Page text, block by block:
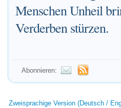
Menschen Unheil
Verderben stürzen.
Abonnieren:
Zweisprachige Version (Deutsch /